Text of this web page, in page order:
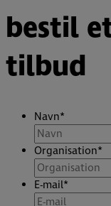
bestil
tilbud
Navn*
Organisation*
E-mail*